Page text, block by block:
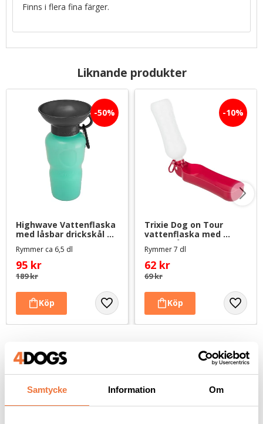
Samtycke Information Om
Finns i flera fina färger.
Liknande produkter
Highwave Vattenflaska
med låsbar drickskål
Rymmer ca 6,5 dl
95 kr
189kr
50%
Trixie Dog on Tour
vattenflaska med
drickskål 700 ml - röd
Rymmer 7 dl
62 kr
69kr
10%